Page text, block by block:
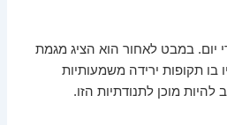
יום. במבט לאחור הוא הציג מגמת
בו תקופות ירידה משמעותיות
מוכן לתנודתיות הזו.